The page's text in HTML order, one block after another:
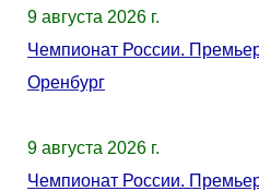
9 августа 2026 г.
Чемпионат России.
Оренбург
9 августа 2026 г.
Чемпионат России.